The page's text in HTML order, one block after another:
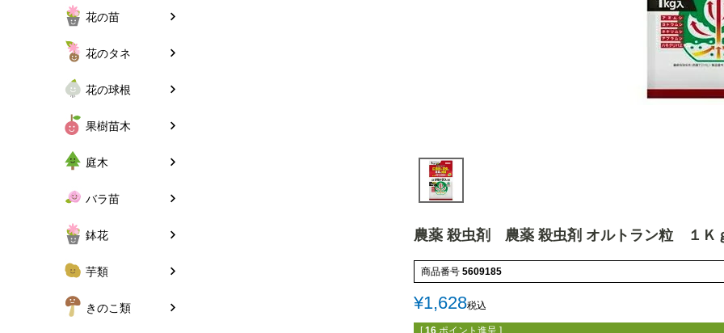
花の苗
花のタネ
花の球根
果樹苗木
庭木
バラ苗
鉢花
芋類
きのこ類
農薬 殺虫剤 農薬 殺虫剤 オルトラン粒 １Ｋ
商品番号 5609185
¥1,628税込
[ 16 ポイント進呈 ]